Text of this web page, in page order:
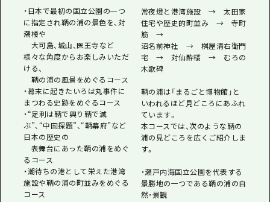
・日本で最初の国立公園の一つ
に指定され鞆の浦の景色を、対
潮楼や
大可島、城山、医王寺など
様々な角度からお楽しみいただ
ける、
鞆の浦の風景をめぐるコース
・幕末に起きたいろは丸事件に
まつわる史跡をめぐるコース
・“足利は鞆で興り鞆で滅
ぶ”、“中国探題”、“鞆幕府”など
日本の歴史の
表舞台にあった鞆の浦をめぐ
るコース
・潮待ちの港として栄えた港湾
施設や鞆の浦の町並みをめぐる
コース
常夜燈と港湾施設 → 太田家
住宅や歴史的町並み → 寺町
筋 →
沼名前神社 → 桝屋清右衛門
宅 → 対仙酔楼 → むろの
木歌碑
鞆の浦は「まるごと博物館」と
いわれるほど見どころにあふれ
ています。
本コースでは、次のような鞆の
浦の見どころを広くご紹介しま
す。
・瀬戸内海国立公園を代表する
景勝地の一つである鞆の浦の自
然・景観